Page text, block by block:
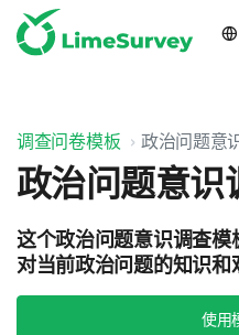
调查问卷模板 政治问题意
政治问题意识
这个政治问题意识调查
对当前政治问题的知识和
使用